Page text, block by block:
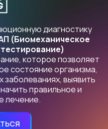
. Индивидуальный
ИЛЬЯ ЮРЬЕВИЧ, 109472,
корп. 2, кв. 89 ОГРНИП
772153784247
диагностику
(Биомеханическое
которое позволяет
состояние организма,
выявить
правильное и
лечение.